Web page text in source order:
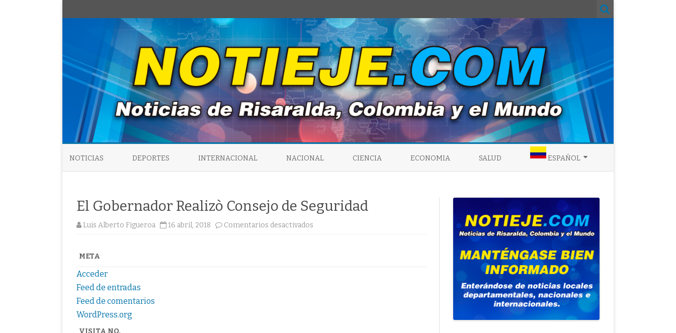
NOTICIAS DEPORTES INTERNACIONAL NACIONAL CIENCIA ECONOMIA SALUD ESPAÑOL
ESPAÑOL
El Gobernador Realizò Consejo de Seguridad
Luis Alberto Figueroa 16 abril, 2018 Comentarios desactivados
META
Acceder
Feed de entradas
Feed de comentarios
WordPress.org